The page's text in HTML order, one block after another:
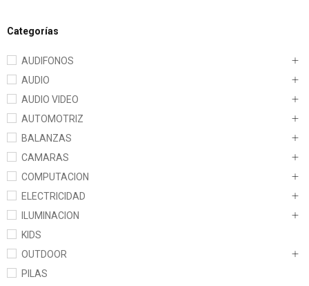
Categorías
AUDIFONOS
AUDIO
AUDIO VIDEO
AUTOMOTRIZ
BALANZAS
CAMARAS
COMPUTACION
ELECTRICIDAD
ILUMINACION
KIDS
OUTDOOR
PILAS